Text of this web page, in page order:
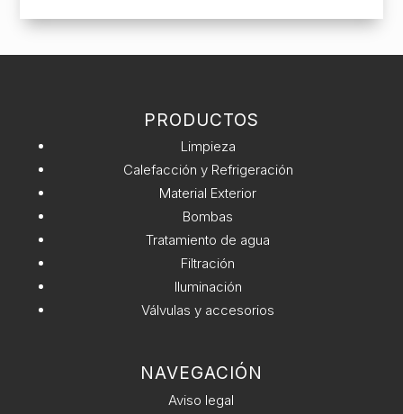
CTX
n
i
:
PRODUCTOS
Limpieza
Calefacción y Refrigeración
Material Exterior
Bombas
Tratamiento de agua
Filtración
Iluminación
Válvulas y accesorios
NAVEGACIÓN
Aviso legal